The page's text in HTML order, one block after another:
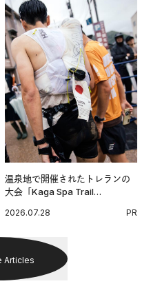
温泉地で開催されたトレランの
大会「Kaga Spa Trail
戦を夢見るランナーたちの奮闘
2026.07.28 PR
Articles